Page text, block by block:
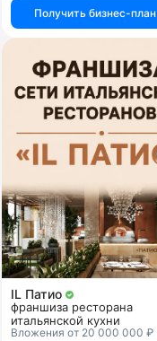
Получить бизнес-план
IL Патио
франшиза ресторана
итальянской кухни
Вложения от 20 000 000 ₽